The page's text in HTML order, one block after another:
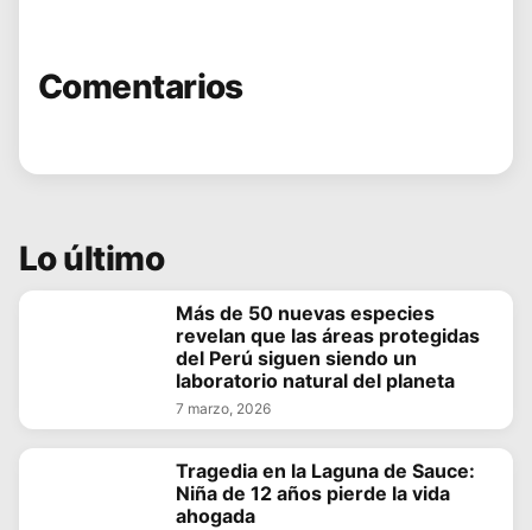
Comentarios
Lo último
Más de 50 nuevas especies
revelan que las áreas protegidas
del Perú siguen siendo un
laboratorio natural del planeta
7 marzo, 2026
Tragedia en la Laguna de Sauce:
Niña de 12 años pierde la vida
ahogada